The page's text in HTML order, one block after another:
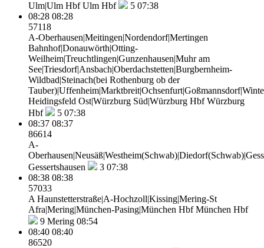
Ulm|Ulm HbfUlm Hbf 5 07:38
08:28 08:28
57118
A-Oberhausen|Meitingen|Nordendorf|Mertingen
Bahnhof|Donauwörth|Otting-
Weilheim|Treuchtlingen|Gunzenhausen|Muhr am
See|Triesdorf|Ansbach|Oberdachstetten|Burgbernheim-
Wildbad|Steinach(bei Rothenburg ob der
Heidingsfeld Ost|Würzburg Süd|Würzburg HbfWürzburg
Hbf
5 07:38
08:37 08:37
86614
A-
Gessertshausen
3 07:38
08:38 08:38
57033
A Haunstetterstraße|A-Hochzoll|Kissing|Mering-St
Afra|Mering|München-Pasing|München HbfMünchen Hbf
9 Mering 08:54
08:40 08:40
86520